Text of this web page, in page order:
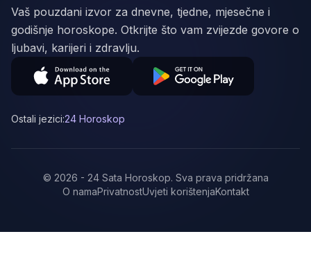
Vaš pouzdani izvor za dnevne, tjedne, mjesečne i
godišnje horoskope. Otkrijte što vam zvijezde govore o
ljubavi, karijeri i zdravlju.
Ostali jezici:24 Horoskop
© 2026 - 24 Sata Horoskop. Sva prava pridržana
O namaPrivatnostUvjeti korištenjaKontakt